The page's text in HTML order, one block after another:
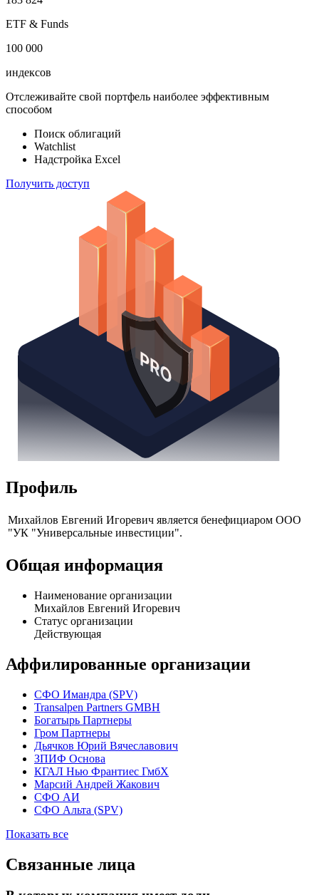
акций
183 824
ETF & Funds
100 000
Отслеживайте свой портфель наиболее эффективным
способом
Поиск облигаций
Надстройка Excel
Получить доступ
Профиль
Михайлов Евгений Игоревич является бенефициаром ООО
Общая информация
Наименование организации
Михайлов Евгений Игоревич
Статус организации
Аффилированные организации
CФО Имандра (SPV)
Transalpen Partners GMBH
Богатырь Партнеры
Гром Партнеры
Дьячков Юрий Вячеславович
ЗПИФ Основа
КГАЛ Нью Франтиес ГмбХ
Марсий Андрей Жакович